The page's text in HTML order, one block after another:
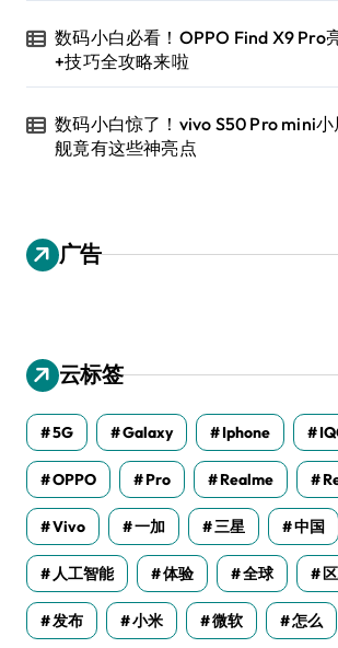
数码小白必看！OPPO Find X9 Pro
+技巧全攻略来啦
数码小白惊了！vivo S50 Pro mini小
舰竟有这些神亮点
广告
云标签
5G Galaxy Iphone
OPPO Pro Realme
Vivo 一加 三星 中国
人工智能 体验 全球
发布 小米 微软 怎么